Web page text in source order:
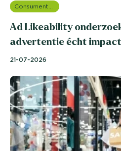
Consumentenonderzoek
Ad Likeability
advertentie écht
21-07-2026